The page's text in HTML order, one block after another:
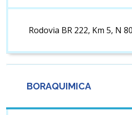
Rodovia BR 222, Km 5, N
BORAQUIMICA